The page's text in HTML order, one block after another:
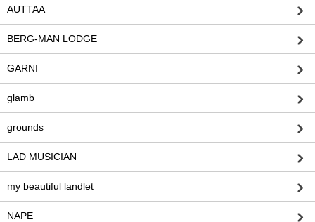
AUTTAA
BERG-MAN LODGE
GARNI
glamb
grounds
LAD MUSICIAN
my beautiful landlet
NAPE_